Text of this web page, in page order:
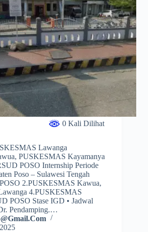
0 Kali Dilihat
Lawanga
PUSKESMAS Kayamanya
POSO Internship Periode
Poso – Sulawesi Tengah
2.PUSKESMAS Kawua,
4.PUSKESMAS
POSO Stase IGD • Jadwal
Pendamping.…